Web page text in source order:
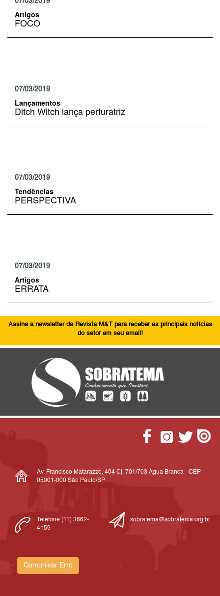
Artigos
FOCO
07/03/2019
Lançamentos
Ditch Witch lança perfuratriz
07/03/2019
Tendências
PERSPECTIVA
07/03/2019
Artigos
ERRATA
Assine a newsletter da Revista M&T para receber as principais notícias
do setor em seu email!
Av. Francisco Matarazzo, 404 Cj. 701/703 Água Branca - CEP
05001-000 São Paulo/SP
Telefone (11) 3662-
4159
sobratema@sobratema.org.br
Comunicar Erro